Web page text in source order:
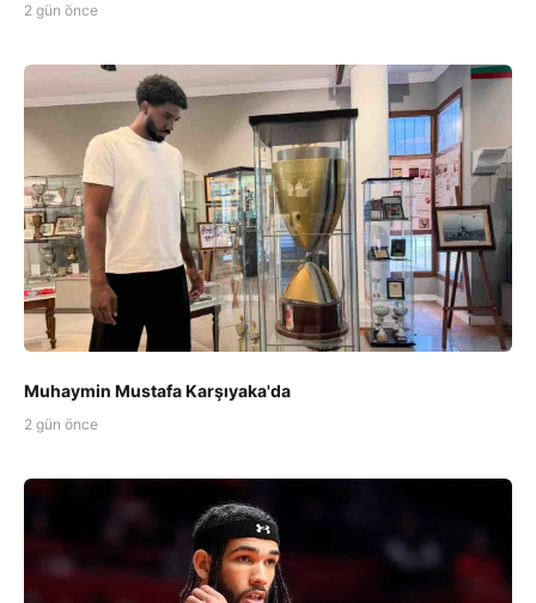
2 gün önce
Muhaymin Mustafa Karşıyaka'da
2 gün önce